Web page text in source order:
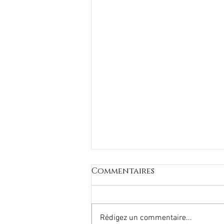
Commentaires
Rédigez un commentaire...